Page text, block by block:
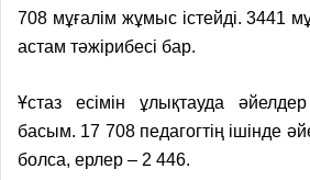
708 мұғалім жұмыс істейді. 3441
астам тәжірибесі бар.
Ұстаз есімін ұлықтауда
басым. 17 708 педагогтің ішінде
болса, ерлер – 2 446.